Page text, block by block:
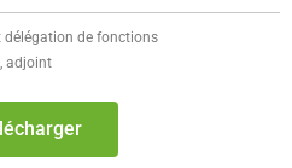
de fonctions
adjoint